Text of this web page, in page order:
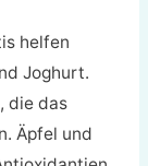
helfen
Joghurt.
die das
Äpfel und